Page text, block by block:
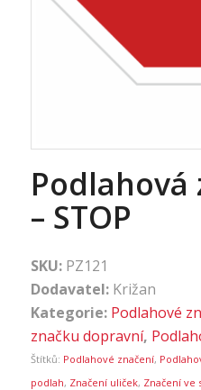
Podlahová
– STOP
SKU: PZ121
Dodavatel: Križan
Kategorie: Podlahové
značku dopravní,
Štítků: Podlahové značení,
podlah, Značení uliček, Značení ve